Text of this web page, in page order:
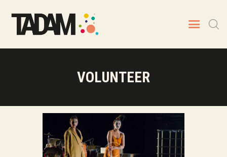
VOLUNTEER
Spectacles
Prochaines dates
Animations
Contact